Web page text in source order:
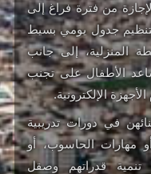
من فترة فراغ إلى
جدول يومي بسيط
المنزلية، إلى جانب
الأطفال على تجنب
الإلكترونية.
في دورات تدريبية
أو مهارات الحاسوب، أو
تنمية قدراتهم وصقل